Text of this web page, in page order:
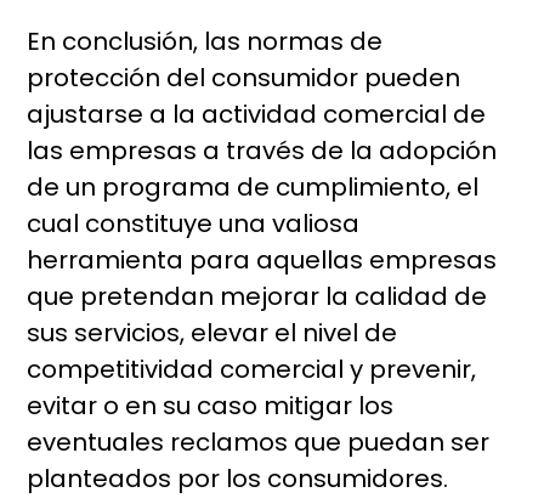
En conclusión, las normas de
protección del consumidor pueden
ajustarse a la actividad comercial de
las empresas a través de la adopción
de un programa de cumplimiento, el
cual constituye una valiosa
herramienta para aquellas empresas
que pretendan mejorar la calidad de
sus servicios, elevar el nivel de
competitividad comercial y prevenir,
evitar o en su caso mitigar los
eventuales reclamos que puedan ser
planteados por los consumidores.